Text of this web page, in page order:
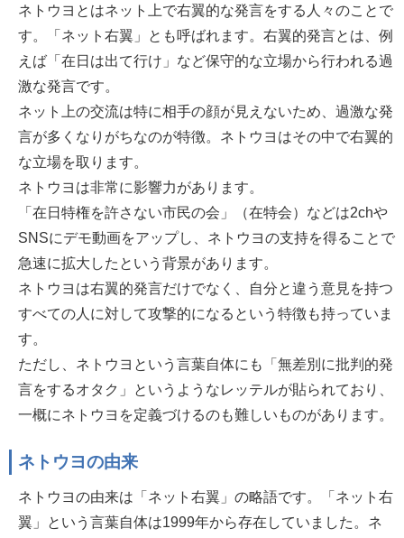
ネトウヨとはネット上で右翼的な発言をする人々のことで
す。「ネット右翼」とも呼ばれます。右翼的発言とは、例
えば「在日は出て行け」など保守的な立場から行われる過
激な発言です。
ネット上の交流は特に相手の顔が見えないため、過激な発
言が多くなりがちなのが特徴。ネトウヨはその中で右翼的
な立場を取ります。
ネトウヨは非常に影響力があります。
「在日特権を許さない市民の会」（在特会）などは2chや
SNSにデモ動画をアップし、ネトウヨの支持を得ることで
急速に拡大したという背景があります。
ネトウヨは右翼的発言だけでなく、自分と違う意見を持つ
すべての人に対して攻撃的になるという特徴も持っていま
す。
ただし、ネトウヨという言葉自体にも「無差別に批判的発
言をするオタク」というようなレッテルが貼られており、
一概にネトウヨを定義づけるのも難しいものがあります。
ネトウヨの由来
ネトウヨの由来は「ネット右翼」の略語です。「ネット右
翼」という言葉自体は1999年から存在していました。ネ